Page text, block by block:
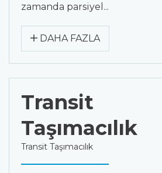
zamanda parsiyel...
DAHA FAZLA
Transit
Taşımacılık
Transit Taşımacılık